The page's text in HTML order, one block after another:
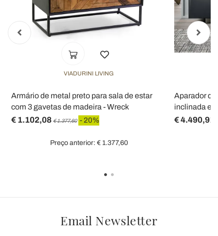
VIADURINI LIVING
Armário de metal preto para sala de estar
com 3 gavetas de madeira - Wreck
€ 1.102,08 € 1.377,60 - 20%
Preço anterior: € 1.377,60
Aparador
inclinada e
€ 4.490,91
Email Newsletter